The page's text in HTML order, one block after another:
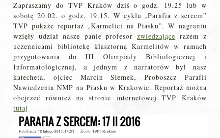
Zapraszamy do TVP Kraków dziś o godz. 19.25 lub w
sobotę 20.02. o godz. 19.15. W cyklu „Parafia z sercem”
TVP pokaże reportaż „Karmelici na Piasku”. W nagraniu
wzięły udział nasze panie profesorzwiedzające razem z
uczennicami bibliotekę klasztorną Karmelitów w ramach
przygotowania do III Olimpiady Bibliologicznej i
Informatologicznej, a jednym z narratorów był nasz
katecheta, ojciec Marcin Siemek, Proboszcz Parafii
Nawiedzenia NMP na Piasku w Krakowie. Reportaż można
obejrzeć również na stronie internetowej TVP Kraków
tutaj